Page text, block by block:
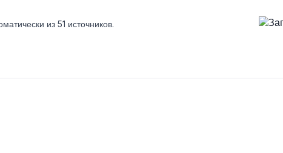
из 51 источников.